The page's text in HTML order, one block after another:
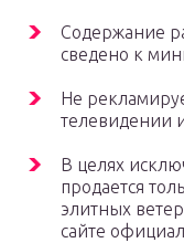
Содержание
сведено к
Не
телевидении
В целях
продается
элитных
сайте